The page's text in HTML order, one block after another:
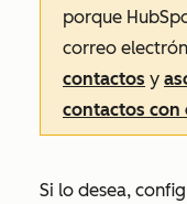
porque
correo
contactos y
contactos con
Si lo desea,